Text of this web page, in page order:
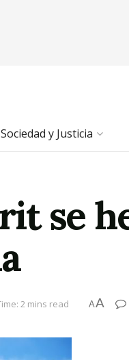
Sociedad y Justicia
se
2 mins read AA